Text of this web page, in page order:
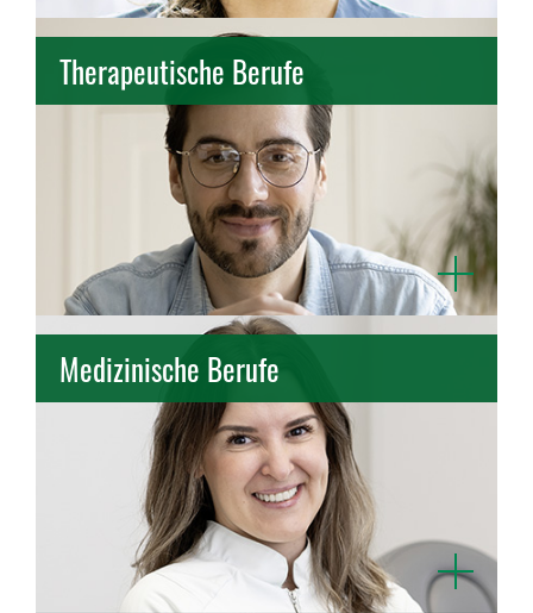
Open
Therapeutische Berufe
Therapeutische Berufe entdecken
Ergotherapie
Physiotherapie
Logopädie
Open
Medizinische Berufe
Medizinische Berufe entdecken
Podologie